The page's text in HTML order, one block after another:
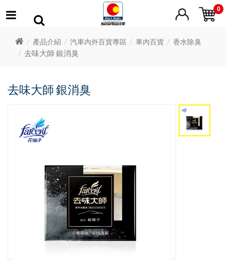
0
產品介紹 汽車內外百貨專區 車內百貨 香水除臭
去味大師 銀消臭
去味大師 銀消臭